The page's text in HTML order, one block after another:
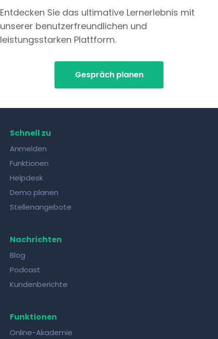
Entdecken Sie das ultimative Lernerlebnis mit
unserer benutzerfreundlichen und
leistungsstarken Plattform.
Gespräch planen
Schnell zu
Anmelden
Funktionen
Helpdesk
Demo planen
Stellenangebote
Nachrichten
Blog
Podcast
Kundenberichte
Funktionen
Online-Akademie